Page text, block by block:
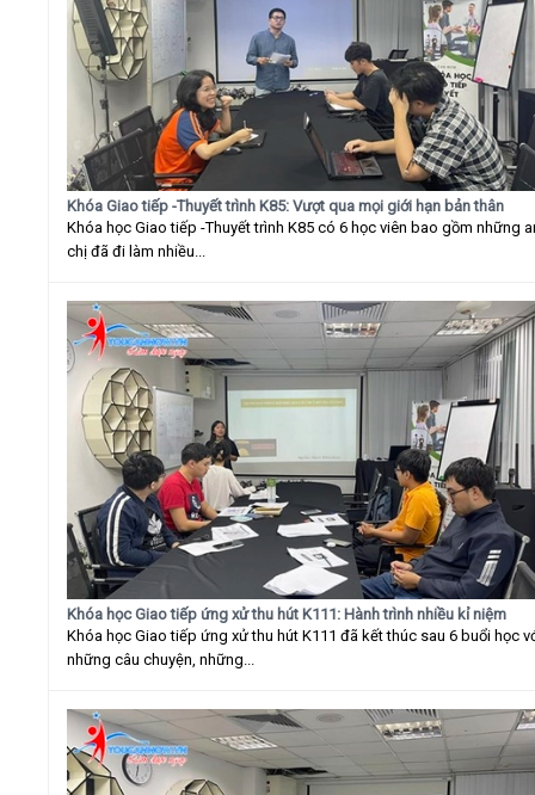
Khóa Giao tiếp -Thuyết trình K85: Vượt qua mọi giới hạn bản thân
Khóa học Giao tiếp -Thuyết trình K85 có 6 học viên bao gồm những
chị đã đi làm nhiều...
Khóa học Giao tiếp ứng xử thu hút K111: Hành trình nhiều kỉ niệm
Khóa học Giao tiếp ứng xử thu hút K111 đã kết thúc sau 6 buổi học
những câu chuyện, những...